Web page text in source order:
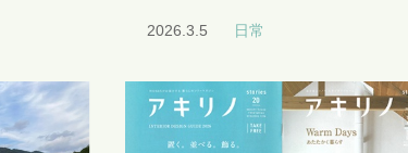
2026.3.5 日常